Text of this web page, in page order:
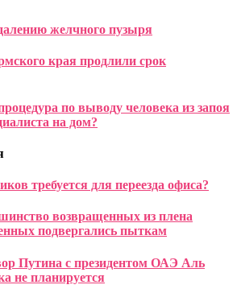
желчного пузыря
края продлили срок
по выводу человека из запоя
на дом?
требуется для переезда офиса?
возвращенных из плена
подвергались пыткам
Путина с президентом ОАЭ Аль
не планируется